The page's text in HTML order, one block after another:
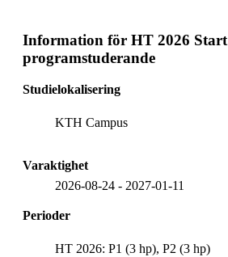
Information för HT 2026
programstuderande
Studielokalisering
KTH Campus
Varaktighet
2026-08-24 - 2027-01-11
Perioder
HT 2026: P1 (3 hp), P2 (3 hp)